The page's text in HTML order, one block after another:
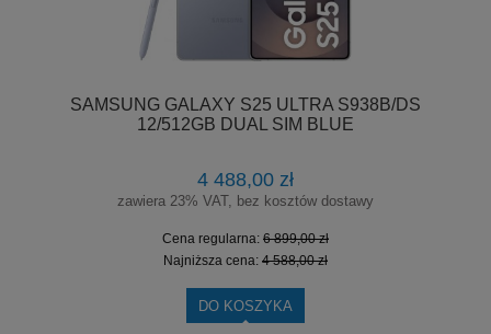
SAMSUNG GALAXY S25 ULTRA S938B/DS
12/512GB DUAL SIM BLUE
4 488,00 zł
zawiera 23% VAT, bez kosztów dostawy
Cena regularna: 6 899,00 zł
Najniższa cena: 4 588,00 zł
DO KOSZYKA